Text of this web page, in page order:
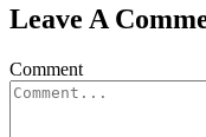
Leave A
Comment